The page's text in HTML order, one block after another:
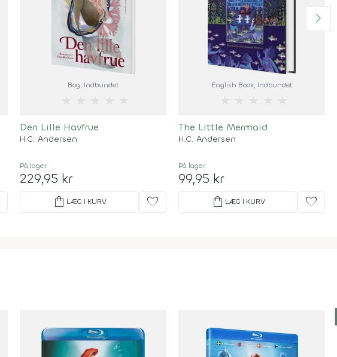
Bog, Indbundet
Den Lille Havfrue
H.C. Andersen
På lager
229,95 kr
shopping_bag LÆG I KURV favorite
English Book, Indbundet
The Little Mermaid
H.C. Andersen
På lager
99,95 kr
shopping_bag LÆG I KURV favorite